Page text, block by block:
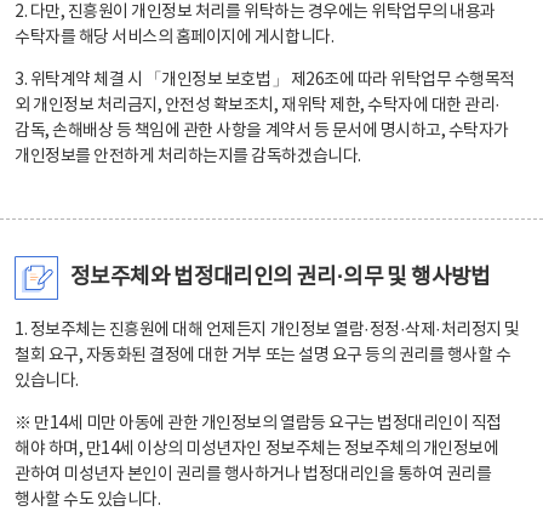
2. 다만, 진흥원이 개인정보 처리를 위탁하는 경우에는 위탁업무의 내용과
수탁자를 해당 서비스의 홈페이지에 게시합니다.
3. 위탁계약 체결 시 「개인정보 보호법」 제26조에 따라 위탁업무 수행목적
외 개인정보 처리금지, 안전성 확보조치, 재위탁 제한, 수탁자에 대한 관리·
감독, 손해배상 등 책임에 관한 사항을 계약서 등 문서에 명시하고, 수탁자가
개인정보를 안전하게 처리하는지를 감독하겠습니다.
정보주체와 법정대리인의 권리·의무 및 행사방법
1. 정보주체는 진흥원에 대해 언제든지 개인정보 열람·정정·삭제·처리정지 및
철회 요구, 자동화된 결정에 대한 거부 또는 설명 요구 등의 권리를 행사할 수
있습니다.
※ 만14세 미만 아동에 관한 개인정보의 열람등 요구는 법정대리인이 직접
해야 하며, 만14세 이상의 미성년자인 정보주체는 정보주체의 개인정보에
관하여 미성년자 본인이 권리를 행사하거나 법정대리인을 통하여 권리를
행사할 수도 있습니다.